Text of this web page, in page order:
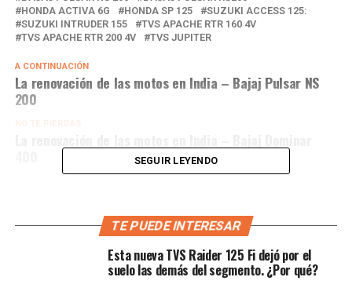
HONDA ACTIVA 6G
HONDA SP 125
SUZUKI ACCESS 125:
SUZUKI INTRUDER 155
TVS APACHE RTR 160 4V
TVS APACHE RTR 200 4V
TVS JUPITER
A CONTINUACIÓN
La renovación de las motos en India – Bajaj Pulsar NS
200
SEGUIR LEYENDO
TE PUEDE INTERESAR
Esta nueva TVS Raider 125 Fi dejó por el
suelo las demás del segmento. ¿Por qué?